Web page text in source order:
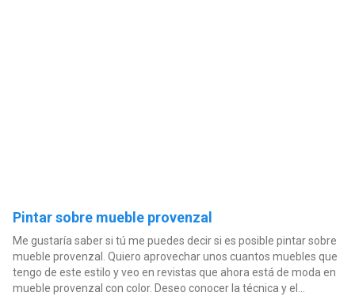
Pintar sobre mueble provenzal
Me gustaría saber si tú me puedes decir si es posible pintar sobre
mueble provenzal. Quiero aprovechar unos cuantos muebles que
tengo de este estilo y veo en revistas que ahora está de moda en
mueble provenzal con color. Deseo conocer la técnica y el...